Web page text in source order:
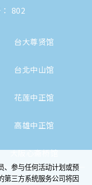
802
台大尊贤馆
台北中山馆
花莲中正馆
高雄中正馆
大阪心斋桥馆
、参与任何活动计划或预
第三方系统服务公司将因